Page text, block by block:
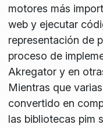
motores más
web y ejecutar
representación de
proceso de
Akregator y en
Mientras que
convertido en
las bibliotecas pim